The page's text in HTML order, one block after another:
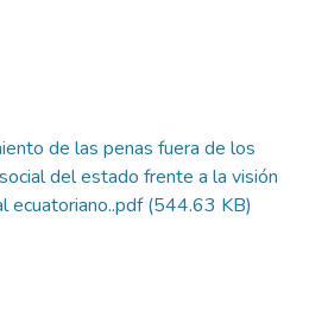
de las penas fuera de los
del estado frente a la visión
ecuatoriano..pdf(544.63 KB)